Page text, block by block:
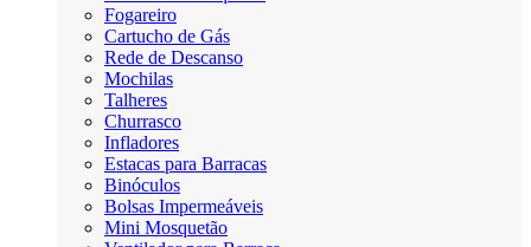
Fogareiro
Cartucho de Gás
Rede de Descanso
Mochilas
Talheres
Churrasco
Infladores
Estacas para Barracas
Binóculos
Bolsas Impermeáveis
Mini Mosquetão